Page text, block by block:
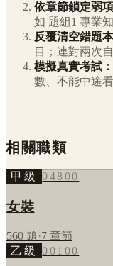
依章節鎖定弱項
如 題組1 專業
反覆清空錯題本
目；連對兩次
模擬真實考試：
數、不能中途
相關職類
甲級 04800
女裝
560 題 ·7 章節
乙級
00100